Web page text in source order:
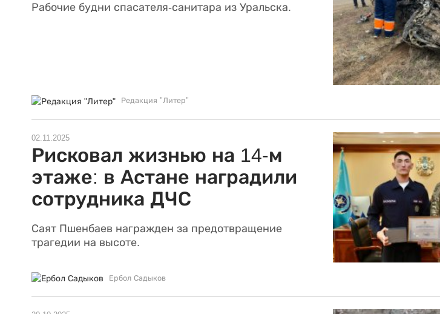
Рабочие будни спасателя-санитара из Уральска.
Редакция "Литер"
02.11.2025
Рисковал жизнью на 14-м
этаже: в Астане наградили
сотрудника ДЧС
Саят Пшенбаев награжден за предотвращение
трагедии на высоте.
Ербол Садыков